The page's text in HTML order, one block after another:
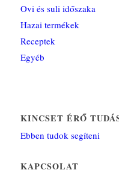
Ovi és suli időszaka
Hazai termékek
Receptek
Egyéb
KINCSET ÉRŐ
Ebben tudok segíteni
KAPCSOLAT